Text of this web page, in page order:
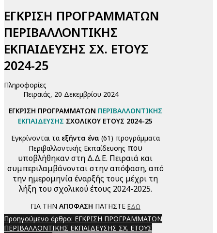
ΕΓΚΡΙΣΗ ΠΡΟΓΡΑΜΜΑΤΩΝ
ΠΕΡΙΒΑΛΛΟΝΤΙΚΗΣ
ΕΚΠΑΙΔΕΥΣΗΣ ΣΧ. ΕΤΟΥΣ
2024-25
Πληροφορίες
Πειραιάς, 20 Δεκεμβρίου 2024
ΕΓΚΡΙΣΗ ΠΡΟΓΡΑΜΜΑΤΩΝ ΠΕΡΙΒΑΛΛΟΝΤΙΚΗΣ
ΕΚΠΑΙΔΕΥΣΗΣ ΣΧΟΛΙΚΟΥ ΕΤΟΥΣ 2024-25
Εγκρίνονται τα εξήντα ένα (61) προγράμματα
Περιβαλλοντικής Εκπαίδευσης που
υποβλήθηκαν στη Δ.Δ.Ε. Πειραιά και
συμπεριλαμβάνονται στην απόφαση, από
την ημερομηνία έναρξής τους μέχρι τη
λήξη του σχολικού έτους 2024-2025.
ΓΙΑ ΤΗΝ ΑΠΟΦΑΣΗ ΠΑΤΗΣΤΕ ΕΔΩ
Προηγούμενο άρθρο: ΕΓΚΡΙΣΗ ΠΡΟΓΡΑΜΜΑΤΩΝ
ΠΕΡΙΒΑΛΛΟΝΤΙΚΗΣ ΕΚΠΑΙΔΕΥΣΗΣ ΣΧ. ΕΤΟΥΣ